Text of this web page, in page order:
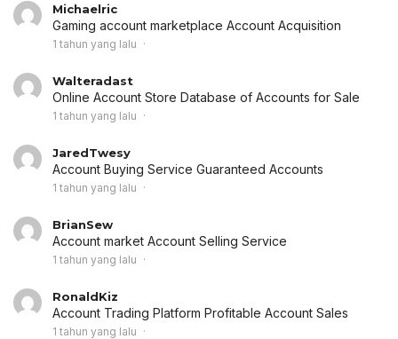
Michaelric
Gaming account marketplace Account Acquisition
1 tahun yang lalu
Walteradast
Online Account Store Database of Accounts for Sale
1 tahun yang lalu
JaredTwesy
Account Buying Service Guaranteed Accounts
1 tahun yang lalu
BrianSew
Account market Account Selling Service
1 tahun yang lalu
RonaldKiz
Account Trading Platform Profitable Account Sales
1 tahun yang lalu